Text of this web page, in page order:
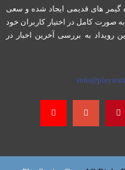
گیمر های قدیمی ایجاد شده و سعی
صورت کامل در اختیار کاربران خود
رویداد به بررسی آخرین اخبار در